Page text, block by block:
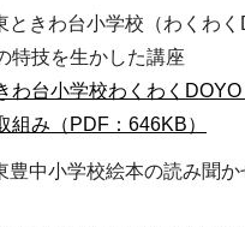
ときわ台小学校（わくわ
特技を生かした講座
わ台小学校わくわく
組み（PDF：646KB）
豊中小学校絵本の読み聞